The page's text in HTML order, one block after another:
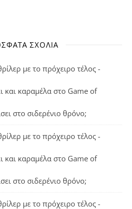
ΣΧΌΛΙΑ
με το πρόχειρο τέλος -
και καραμέλα στο Game of
στο σιδερένιο θρόνο;
με το πρόχειρο τέλος -
και καραμέλα στο Game of
στο σιδερένιο θρόνο;
με το πρόχειρο τέλος -